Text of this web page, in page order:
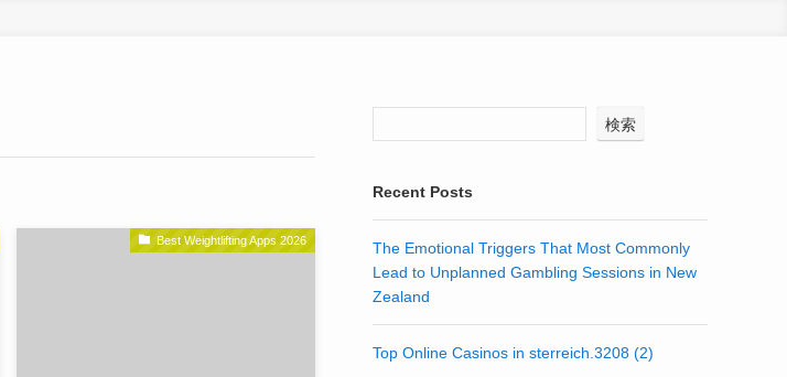
Best Weightlifting Apps 2026
検索
Recent Posts
The Emotional Triggers That Most Commonly
Lead to Unplanned Gambling Sessions in New
Zealand
Top Online Casinos in sterreich.3208 (2)